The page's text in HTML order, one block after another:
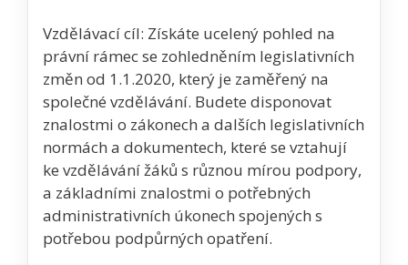
Vzdělávací cíl: Získáte ucelený pohled na
právní rámec se zohledněním legislativních
změn od 1.1.2020, který je zaměřený na
společné vzdělávání. Budete disponovat
znalostmi o zákonech a dalších legislativních
normách a dokumentech, které se vztahují
ke vzdělávání žáků s různou mírou podpory,
a základními znalostmi o potřebných
administrativních úkonech spojených s
potřebou podpůrných opatření.